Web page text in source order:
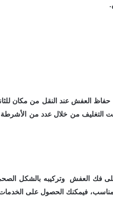
العفش عند النقل من مكان
من خلال عدد من الأشرطة
فك العفش وتركيبه بالشكل
فيمكنك الحصول على